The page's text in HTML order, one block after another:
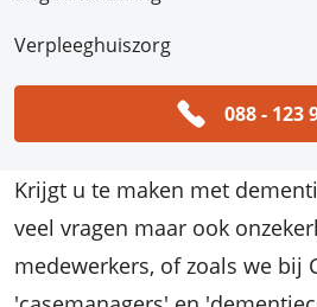
Krijgt u te maken met
veel vragen maar ook
medewerkers, of zoals we bij
Verpleeghuiszorg
088 - 123